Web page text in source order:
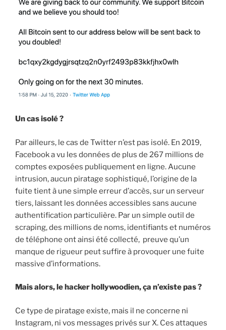
Un cas isolé ?
Par ailleurs, le cas de Twitter n’est pas isolé. En 2019,
Facebook a vu les données de plus de 267 millions de
comptes exposées publiquement en ligne. Aucune
intrusion, aucun piratage sophistiqué, l’origine de la
fuite tient à une simple erreur d’accès, sur un serveur
tiers, laissant les données accessibles sans aucune
authentification particulière. Par un simple outil de
scraping, des millions de noms, identifiants et numéros
de téléphone ont ainsi été collecté, preuve qu’un
manque de rigueur peut suffire à provoquer une fuite
massive d’informations.
Mais alors, le hacker hollywoodien, ça n’existe pas ?
Ce type de piratage existe, mais il ne concerne ni
Instagram, ni vos messages privés sur X. Ces attaques